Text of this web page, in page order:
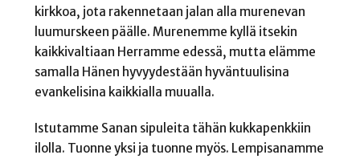
kirkkoa, jota rakennetaan jalan alla murenevan
luumurskeen päälle. Murenemme kyllä itsekin
kaikkivaltiaan Herramme edessä, mutta elämme
samalla Hänen hyvyydestään hyväntuulisina
evankelisina kaikkialla muualla.
Istutamme Sanan sipuleita tähän kukkapenkkiin
ilolla. Tuonne yksi ja tuonne myös. Lempisanamme